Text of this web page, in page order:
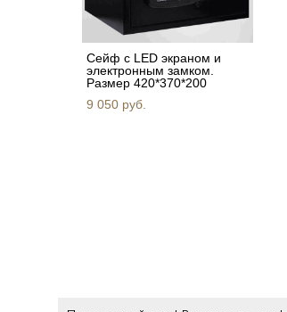
Сейф c LED экраном и
электронным замком.
Размер 420*370*200
9 050 pуб.